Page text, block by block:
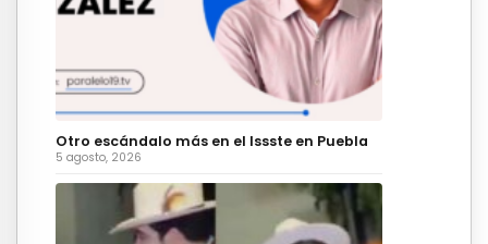
Otro escándalo más en el Issste en Puebla
5 agosto, 2026